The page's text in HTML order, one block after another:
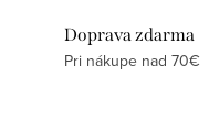
Doprava zdarma
Pri nákupe nad 70€